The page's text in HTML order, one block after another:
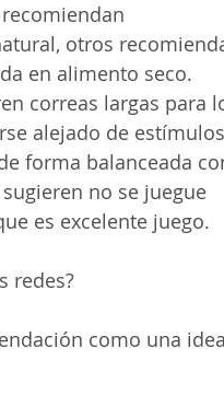
otros
en alimento seco.
correas largas para
alejado de estímulos
forma balanceada
no se juegue
es excelente juego.
redes?
como una idea